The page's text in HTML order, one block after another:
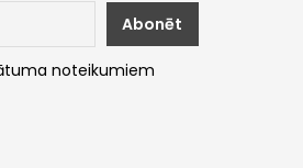
noteikumiem